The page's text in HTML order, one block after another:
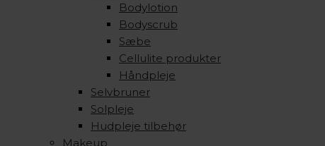
Bodylotion
Bodyscrub
Sæbe
Cellulite produkter
Håndpleje
Selvbruner
Solpleje
Hudpleje tilbehør
Makeup